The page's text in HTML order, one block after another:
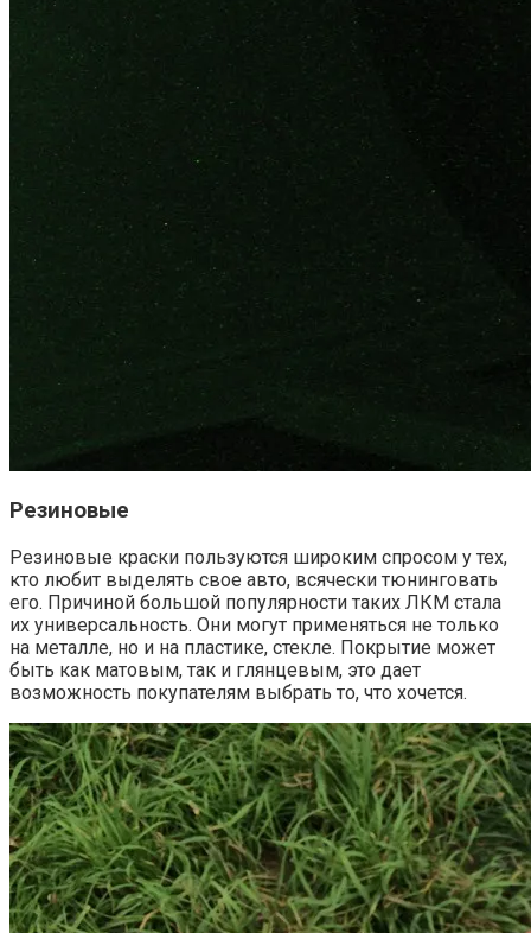
Резиновые
Резиновые краски пользуются широким спросом у тех,
кто любит выделять свое авто, всячески тюнинговать
его. Причиной большой популярности таких ЛКМ стала
их универсальность. Они могут применяться не только
на металле, но и на пластике, стекле. Покрытие может
быть как матовым, так и глянцевым, это дает
возможность покупателям выбрать то, что хочется.